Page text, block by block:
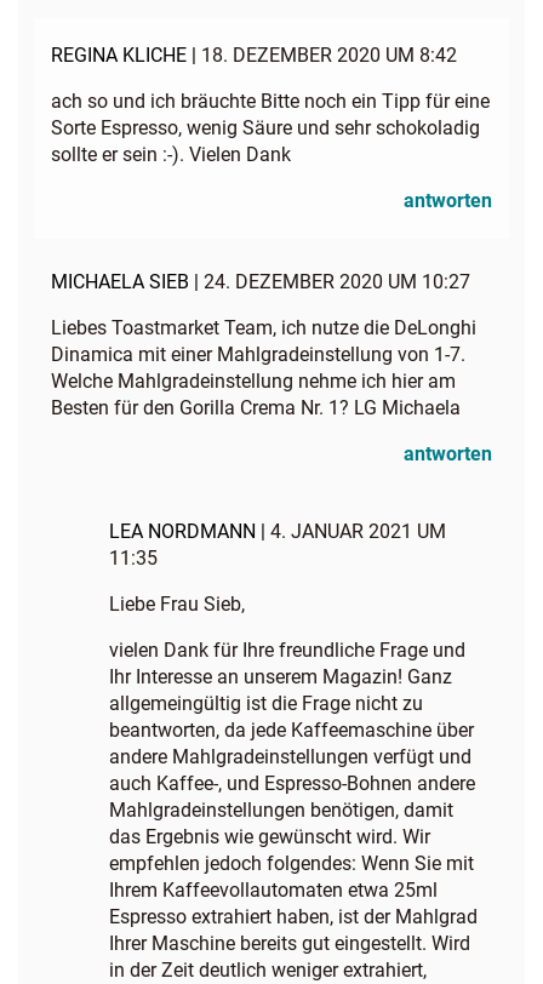
REGINA KLICHE | 18. DEZEMBER 2020 UM 8:42
ach so und ich bräuchte Bitte noch ein Tipp für eine
Sorte Espresso, wenig Säure und sehr schokoladig
sollte er sein :-). Vielen Dank
antworten
MICHAELA SIEB | 24. DEZEMBER 2020 UM 10:27
Liebes Toastmarket Team, ich nutze die DeLonghi
Dinamica mit einer Mahlgradeinstellung von 1-7.
Welche Mahlgradeinstellung nehme ich hier am
Besten für den Gorilla Crema Nr. 1? LG Michaela
antworten
LEA NORDMANN | 4. JANUAR 2021 UM
11:35
Liebe Frau Sieb,
vielen Dank für Ihre freundliche Frage und
Ihr Interesse an unserem Magazin! Ganz
allgemeingültig ist die Frage nicht zu
beantworten, da jede Kaffeemaschine über
andere Mahlgradeinstellungen verfügt und
auch Kaffee-, und Espresso-Bohnen andere
Mahlgradeinstellungen benötigen, damit
das Ergebnis wie gewünscht wird. Wir
empfehlen jedoch folgendes: Wenn Sie mit
Ihrem Kaffeevollautomaten etwa 25ml
Espresso extrahiert haben, ist der Mahlgrad
Ihrer Maschine bereits gut eingestellt. Wird
in der Zeit deutlich weniger extrahiert,